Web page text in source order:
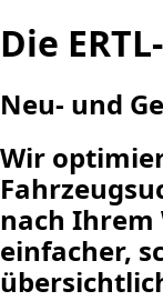
Die
Neu- und
Wir
nach Ihrem
einfacher,